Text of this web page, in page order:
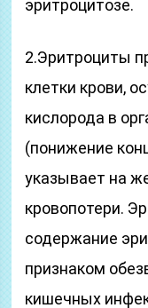
эритроцитозе.
2.Эритроциты
клетки крови,
кислорода в
(понижение
указывает на
кровопотери.
содержание
признаком
кишечных